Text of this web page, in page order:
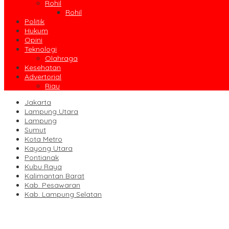
Rohil
Rohil
Politik
Hukum
Opini
Teknologi
Olahraga
Kesehatan
Advertorial
Riau
Jakarta
Lampung Utara
Lampung
Sumut
Kota Metro
Kayong Utara
Pontianak
Kubu Raya
Kalimantan Barat
Kab. Pesawaran
Kab. Lampung Selatan